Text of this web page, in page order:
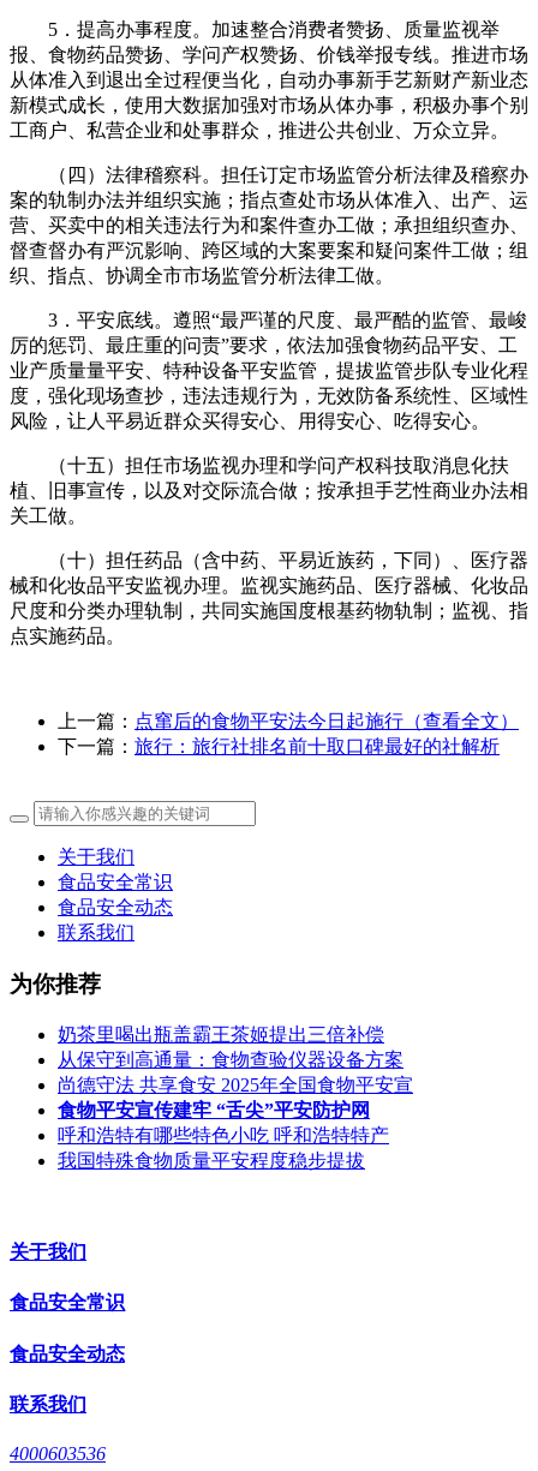
5．提高办事程度。加速整合消费者赞扬、质量监视举
报、食物药品赞扬、学问产权赞扬、价钱举报专线。推进市场
从体准入到退出全过程便当化，自动办事新手艺新财产新业态
新模式成长，使用大数据加强对市场从体办事，积极办事个别
工商户、私营企业和处事群众，推进公共创业、万众立异。
（四）法律稽察科。担任订定市场监管分析法律及稽察办
案的轨制办法并组织实施；指点查处市场从体准入、出产、运
营、买卖中的相关违法行为和案件查办工做；承担组织查办、
督查督办有严沉影响、跨区域的大案要案和疑问案件工做；组
织、指点、协调全市市场监管分析法律工做。
3．平安底线。遵照“最严谨的尺度、最严酷的监管、最峻
厉的惩罚、最庄重的问责”要求，依法加强食物药品平安、工
业产质量量平安、特种设备平安监管，提拔监管步队专业化程
度，强化现场查抄，违法违规行为，无效防备系统性、区域性
风险，让人平易近群众买得安心、用得安心、吃得安心。
（十五）担任市场监视办理和学问产权科技取消息化扶
植、旧事宣传，以及对交际流合做；按承担手艺性商业办法相
关工做。
（十）担任药品（含中药、平易近族药，下同）、医疗器
械和化妆品平安监视办理。监视实施药品、医疗器械、化妆品
尺度和分类办理轨制，共同实施国度根基药物轨制；监视、指
点实施药品。
上一篇： 点窜后的食物平安法今日起施行（查看全文）
下一篇： 旅行：旅行社排名前十取口碑最好的社解析
关于我们
食品安全常识
食品安全动态
联系我们
为你推荐
奶茶里喝出瓶盖霸王茶姬提出三倍补偿
从保守到高通量：食物查验仪器设备方案
尚德守法 共享食安 2025年全国食物平安宣
食物平安宣传建牢 “舌尖”平安防护网
呼和浩特有哪些特色小吃 呼和浩特特产
我国特殊食物质量平安程度稳步提拔
关于我们
食品安全常识
食品安全动态
联系我们
4000603536